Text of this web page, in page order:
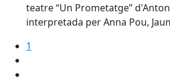
teatre “Un Prometatge”
interpretada per Anna Pou,
1